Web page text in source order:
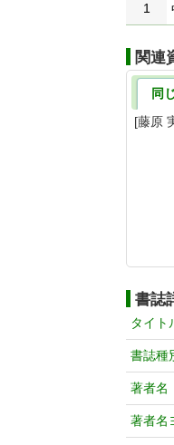
1
関連
同
[藤原
書誌
タイト
書誌種
著者名
著者名